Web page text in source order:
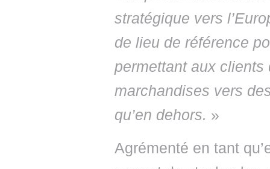
stratégique vers
de lieu de référence
permettant aux clients
marchandises vers
qu’en dehors. »
Agrémenté en tant